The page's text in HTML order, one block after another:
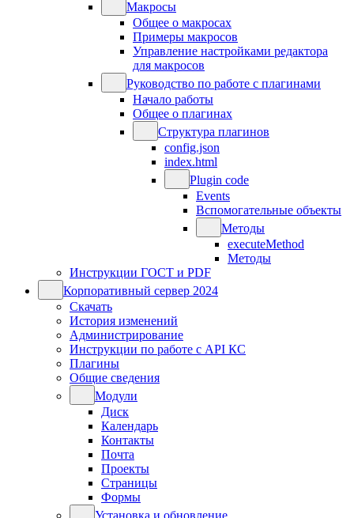
Макросы
Общее о макросах
Примеры макросов
Управление настройками редактора
для макросов
Руководство по работе с плагинами
Начало работы
Общее о плагинах
Структура плагинов
config.json
index.html
Plugin code
Events
Вспомогательные объекты
Методы
executeMethod
Методы
Инструкции ГОСТ и PDF
Корпоративный сервер 2024
Скачать
История изменений
Администрирование
Инструкции по работе с API КС
Плагины
Общие сведения
Модули
Диск
Календарь
Контакты
Почта
Проекты
Страницы
Формы
Установка и обновление